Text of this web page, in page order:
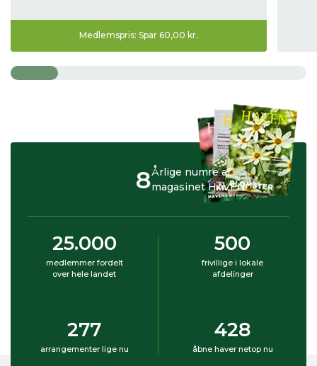
Medlemspris: Spar 60,00 kr.
Årlige numre af
magasinet HAVEN
8
25.000
medlemmer fordelt
over hele landet
500
frivillige i lokale
afdelinger
277
arrangementer lige nu
428
åbne haver netop nu